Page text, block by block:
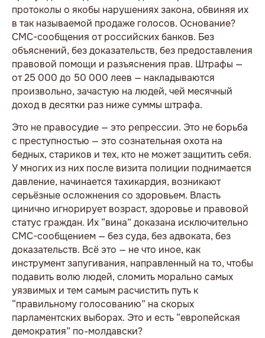
протоколы о якобы нарушениях закона, обвиняя их
в так называемой продаже голосов. Основание?
СМС-сообщения от российских банков. Без
объяснений, без доказательств, без предоставления
правовой помощи и разъяснения прав. Штрафы —
от 25 000 до 50 000 леев — накладываются
произвольно, зачастую на людей, чей месячный
доход в десятки раз ниже суммы штрафа.
Это не правосудие — это репрессии. Это не борьба
с преступностью — это сознательная охота на
бедных, стариков и тех, кто не может защитить себя.
У многих из них после визита полиции поднимается
давление, начинается тахикардия, возникают
серьёзные осложнения со здоровьем. Власть
цинично игнорирует возраст, здоровье и правовой
статус граждан. Их “вина” доказана исключительно
СМС-сообщением — без суда, без адвоката, без
доказательств. Всё это — не что иное, как
инструмент запугивания, направленный на то, чтобы
подавить волю людей, сломить морально самых
уязвимых и тем самым расчистить путь к
“правильному голосованию” на скорых
парламентских выборах. Это и есть “европейская
демократия” по-молдавски?